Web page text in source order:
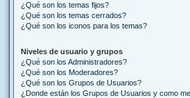
¿Qué son los temas fijos?
¿Qué son los temas cerrados?
¿Qué son los iconos para los temas?
Niveles de usuario y grupos
¿Qué son los Administradores?
¿Qué son los Moderadores?
¿Qué son los Grupos de Usuarios?
¿Donde están los Grupos de Usuarios y como